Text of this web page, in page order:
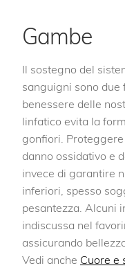
Gambe
Il sostegno del
sanguigni sono
benessere delle
linfatico evita la
gonfiori.
danno ossidativo e
invece di garantire
inferiori, spesso
pesantezza. Alcuni
indiscussa nel
assicurando
Vedi anche Cuore e